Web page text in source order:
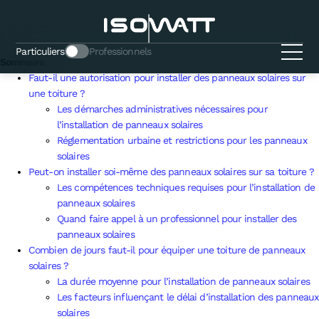
Particuliers Professionnels
Comment installer des panneaux
solaires sur sa toiture ?
Faut-il une autorisation pour installer des panneaux solaires sur
une toiture ?
Les démarches administratives nécessaires pour
l’installation de panneaux solaires
Réglementation urbaine et restrictions pour les panneaux
solaires
Peut-on installer soi-même des panneaux solaires sur sa toiture ?
Les compétences techniques requises pour l’installation de
panneaux solaires
Quand faire appel à un professionnel pour installer des
panneaux solaires
Combien de jours faut-il pour équiper une toiture de panneaux
solaires ?
La durée moyenne pour l’installation de panneaux solaires
Les facteurs influençant le délai d’installation des panneaux
solaires